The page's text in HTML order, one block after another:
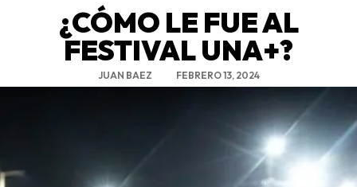
¿CÓMO LE FUE AL
FESTIVAL UNA+?
JUAN BAEZ FEBRERO 13, 2024